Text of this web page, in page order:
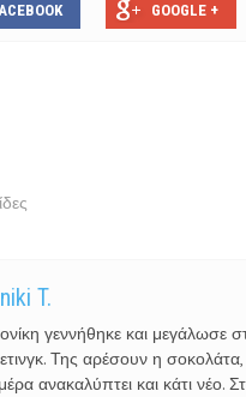
GOOGLE +
T.
γεννήθηκε και
Της αρέσουν η σοκολάτα,
ανακαλύπτει και κάτι νέο.